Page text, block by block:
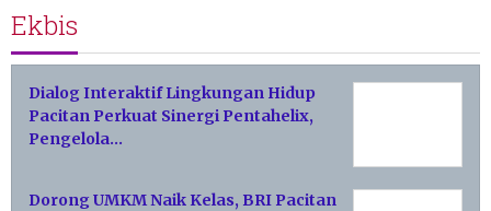
Ekbis
Dialog Interaktif Lingkungan Hidup
Pacitan Perkuat Sinergi Pentahelix,
Pengelola…
Dorong UMKM Naik Kelas, BRI Pacitan